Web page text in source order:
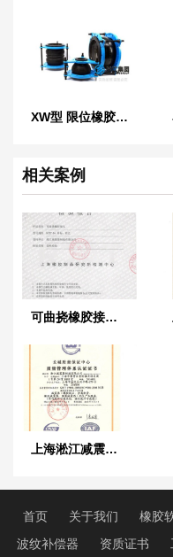
XW型 限位橡胶接头
相关案例
可曲挠橡胶接头检验报告
上海淞江减震器集团有限公司IS0 9001证书
首页 关于我们 橡胶
波纹补偿器
资质证书